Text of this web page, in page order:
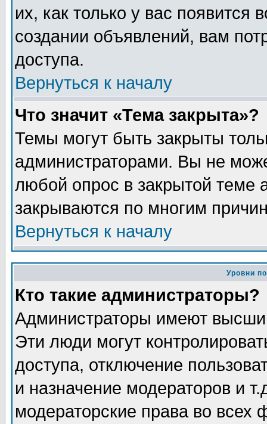
их, как только у вас появится
создании объявлений, вам
доступа.
Вернуться к началу
Что значит «Тема закрыта»?
Темы могут быть закрыты
администраторами. Вы не
любой опрос в закрытой теме
закрываются по многим
Вернуться к началу
Уровни
Кто такие администраторы?
Администраторы имеют
Эти люди могут
доступа, отключение
и назначение модераторов и
модераторские права во всех